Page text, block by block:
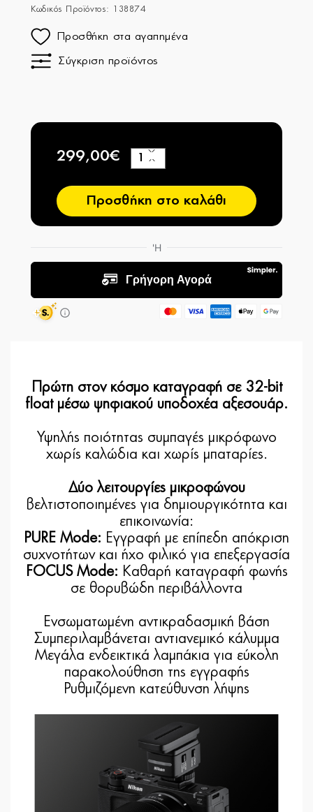
Κωδικός Προϊόντος: 138874
Προσθήκη στα αγαπημένα
Σύγκριση προϊόντος
299,00€
−
+
Προσθήκη στο καλάθι
Πρώτη στον κόσμο καταγραφή σε 32-bit
float μέσω ψηφιακού υποδοχέα αξεσουάρ.
Υψηλής ποιότητας συμπαγές μικρόφωνο
χωρίς καλώδια και χωρίς μπαταρίες.
Δύο λειτουργίες μικροφώνου
βελτιστοποιημένες για δημιουργικότητα και
επικοινωνία:
PURE Mode: Εγγραφή με επίπεδη απόκριση
συχνοτήτων και ήχο φιλικό για επεξεργασία
FOCUS Mode: Καθαρή καταγραφή φωνής
σε θορυβώδη περιβάλλοντα
Ενσωματωμένη αντικραδασμική βάση
Συμπεριλαμβάνεται αντιανεμικό κάλυμμα
Μεγάλα ενδεικτικά λαμπάκια για εύκολη
παρακολούθηση της εγγραφής
Ρυθμιζόμενη κατεύθυνση λήψης